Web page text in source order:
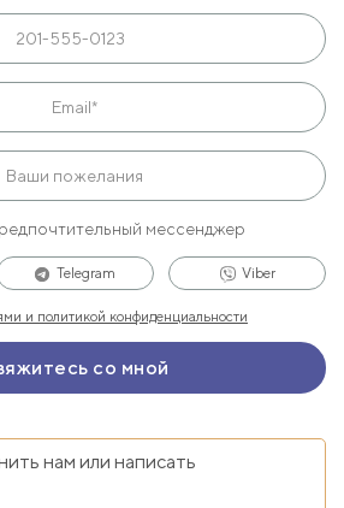
мессенджер
Telegram Viber
и политикой конфиденциальности
нам или написать